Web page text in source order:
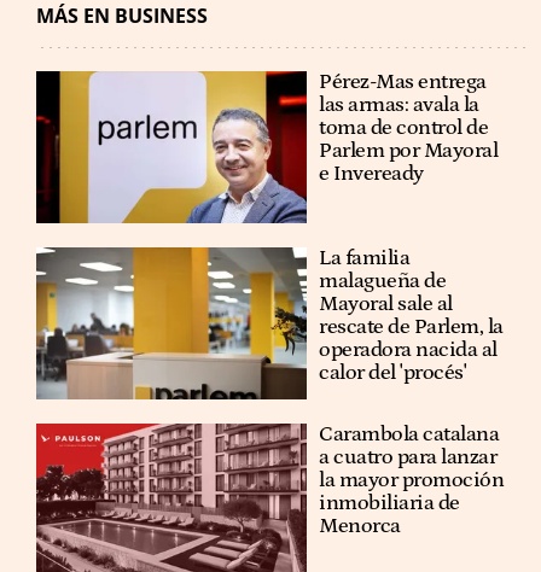
MÁS EN BUSINESS
Pérez-Mas entrega
las armas: avala la
toma de control de
Parlem por Mayoral
e Inveready
La familia
malagueña de
Mayoral sale al
rescate de Parlem, la
operadora nacida al
calor del 'procés'
Carambola catalana
a cuatro para lanzar
la mayor promoción
inmobiliaria de
Menorca